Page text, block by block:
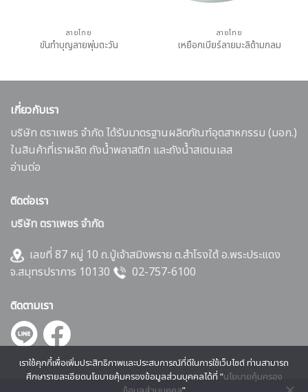
ลายไทย
ขันทำบุญลายพุ่มตะวัน
ลายไทย
เหยือกเบียร์ลายมะลิด้ามกลม
เกี่ยวกับเรา
บริษัท ตราเพชร จำกัด ได้รับมาตรฐานผลิตภัณฑ์อุตสาหกรรม (มอก.)
ในสินค้าที่เราผลิต ถังน้ำพลาสติก และถังน้ำสเตนเลส
อ่านต่อ
ติดต่อเรา
บริษัท ตราเพชร จำกัด
เลขที่ 87 หมู่ 10 ถ.ปู่เจ้าสมิงพราย ต.สำโรงใต้ อ.พระประแดง
จ.สมุทรปราการ 10130
02-757-6100
ติดตามเรา
เราใช้คุกกี้เพื่อเพิ่มประสิทธิภาพและประสบการณ์ที่ดีในการใช้เว็บไซต์ ท่านสามารถ
ศึกษารายละเอียดนโยบายคุ้มครองข้อมูลส่วนบุคคลได้ที่ “นโยบายคุ้มครอง